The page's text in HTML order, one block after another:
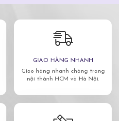
GIAO HÀNG NHANH
Giao hàng nhanh chóng trong
nội thành HCM và Hà Nội.